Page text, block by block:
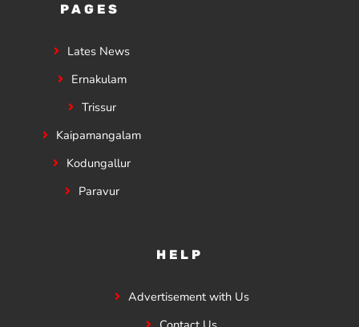
PAGES
Lates News
Ernakulam
Trissur
Kaipamangalam
Kodungallur
Paravur
HELP
Advertisement with Us